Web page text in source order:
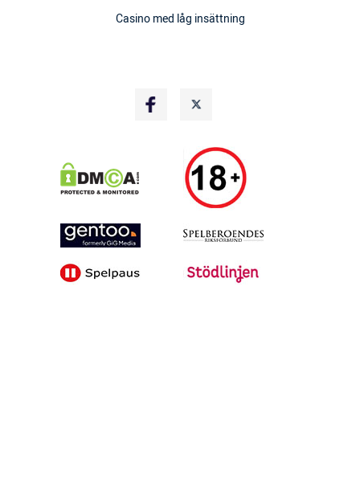
Casino med låg insättning